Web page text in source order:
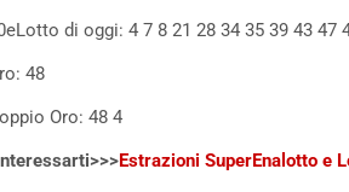
di oggi: 4 7 8 21 28 34 35 39 43 47
48
Oro: 48 4
Estrazioni SuperEnalotto e